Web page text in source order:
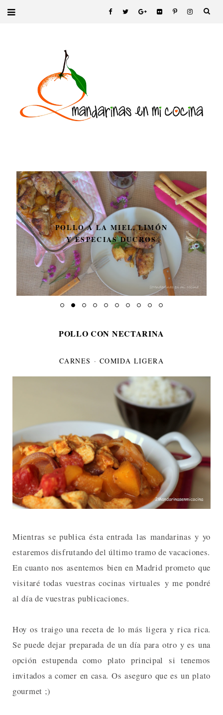
POLLO A LA MIEL, LIMÓN
Y ESPECIAS DUCROS
POLLO CON NECTARINA
CARNES · COMIDA LIGERA
Mientras se publica ésta entrada las mandarinas y yo
estaremos disfrutando del último tramo de vacaciones.
En cuanto nos asentemos bien en Madrid prometo que
visitaré todas vuestras cocinas virtuales y me pondré
al día de vuestras publicaciones.
Hoy os traigo una receta de lo más ligera y rica rica.
Se puede dejar preparada de un día para otro y es una
opción estupenda como plato principal si tenemos
invitados a comer en casa. Os aseguro que es un plato
gourmet ;)